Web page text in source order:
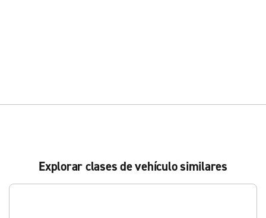
Explorar clases de vehículo similares